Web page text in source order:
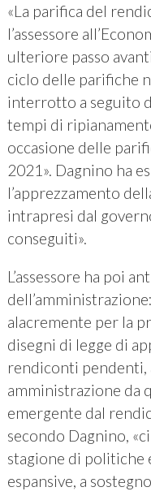
«La parifica del
l’assessore
ulteriore passo
ciclo delle parifiche
interrotto a seguito
tempi di
occasione delle
2021». Dagnino ha
l’apprezzamento
intrapresi dal
conseguiti».
L’assessore ha poi
alacremente per la
disegni di legge di
rendiconti pendenti,
amministrazione da
emergente dal
secondo Dagnino,
stagione di
espansive, a